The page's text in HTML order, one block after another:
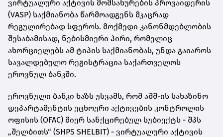
ვირტუალური აქტივის მომსახურების პროვაიდერის
(VASP) საქმიანობა წარმოადგენს მკაცრად
რეგულირებად სფეროს. მოქმედი კანონმდებლობის
შესაბამისად, ნებისმიერი პირი, რომელიც
ახორციელებს ამ ტიპის საქმიანობას, უნდა გაიაროს
სავალდებულო რეგისტრაცია საქართველოს
ეროვნულ ბანკში.
ეროვნული ბანკი ხაზს უსვამს, რომ აშშ-ის სახაზინო
დეპარტამენტის უცხოური აქტივების კონტროლის
ოფისის (OFAC) მიერ სანქცირებულ სუბიექტს - შპს
„შელბითს“ (SHPS SHELBIT) - ვირტუალური აქტივის